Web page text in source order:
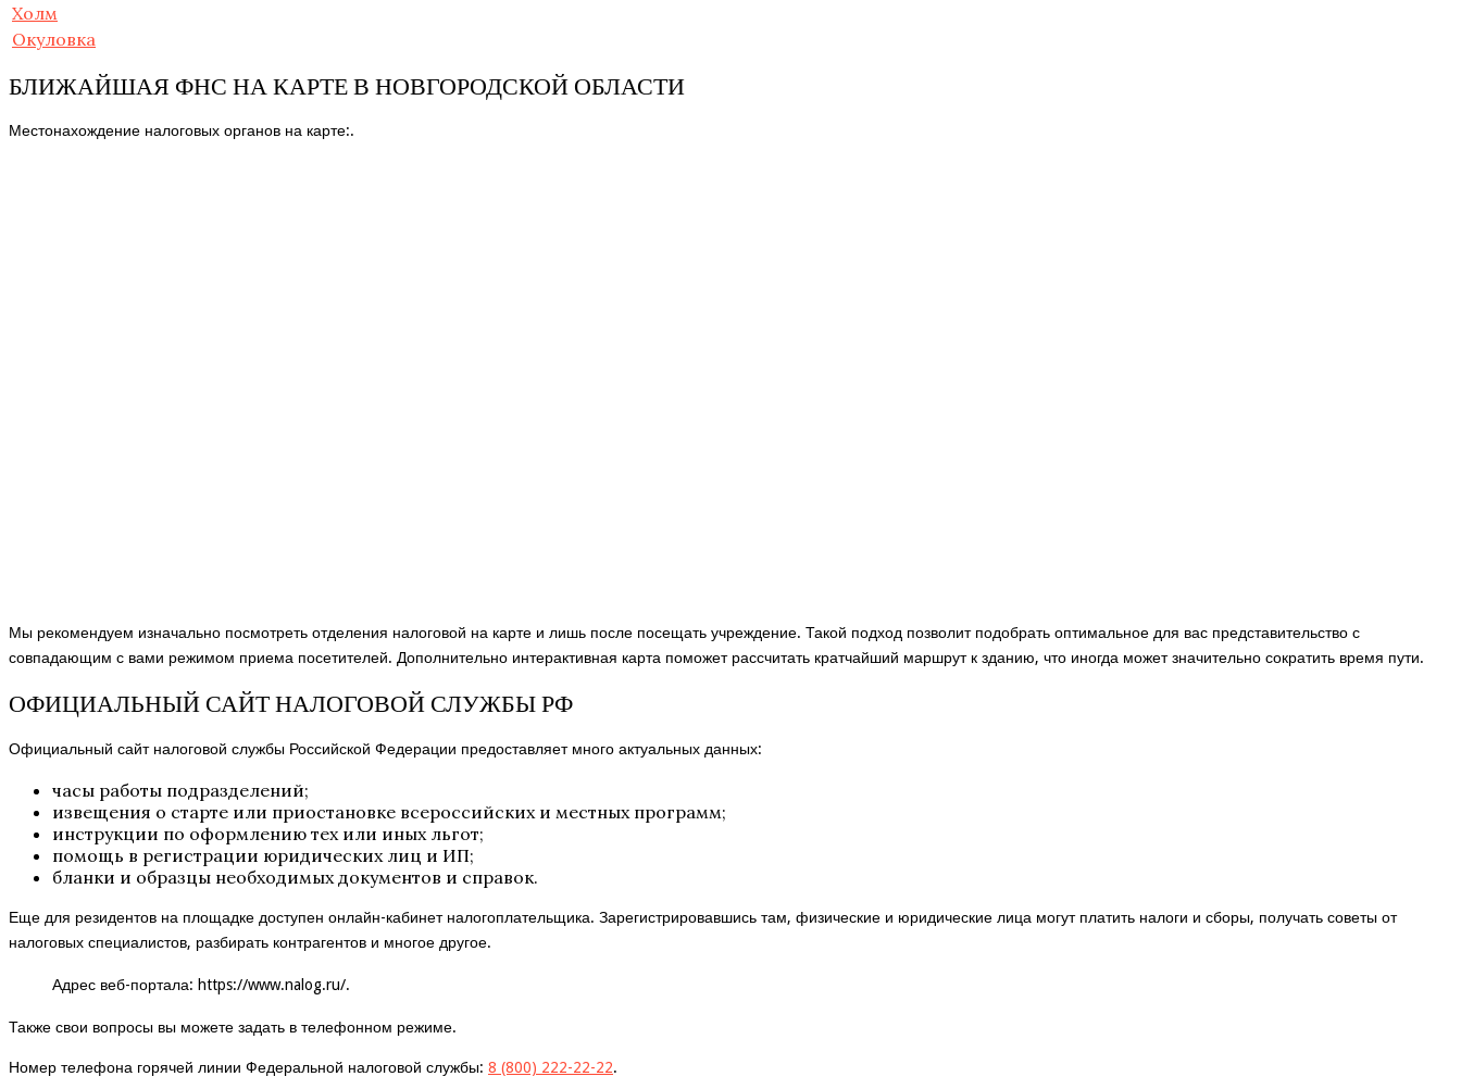
Холм
Окуловка
БЛИЖАЙШАЯ ФНС НА КАРТЕ В НОВГОРОДСКОЙ ОБЛАСТИ
Местонахождение налоговых органов на карте:.
Мы рекомендуем изначально посмотреть отделения налоговой на карте и лишь после посещать учреждение. Такой подход позволит подобрать оптимальное для вас представительство с
совпадающим с вами режимом приема посетителей. Дополнительно интерактивная карта поможет рассчитать кратчайший маршрут к зданию, что иногда может значительно сократить время пути.
ОФИЦИАЛЬНЫЙ САЙТ НАЛОГОВОЙ СЛУЖБЫ РФ
Официальный сайт налоговой службы Российской Федерации предоставляет много актуальных данных:
часы работы подразделений;
извещения о старте или приостановке всероссийских и местных программ;
инструкции по оформлению тех или иных льгот;
помощь в регистрации юридических лиц и ИП;
бланки и образцы необходимых документов и справок.
Еще для резидентов на площадке доступен онлайн-кабинет налогоплательщика. Зарегистрировавшись там, физические и юридические лица могут платить налоги и сборы, получать советы от
налоговых специалистов, разбирать контрагентов и многое другое.
Адрес веб-портала: https://www.nalog.ru/.
Также свои вопросы вы можете задать в телефонном режиме.
Номер телефона горячей линии Федеральной налоговой службы: 8 (800) 222-22-22.